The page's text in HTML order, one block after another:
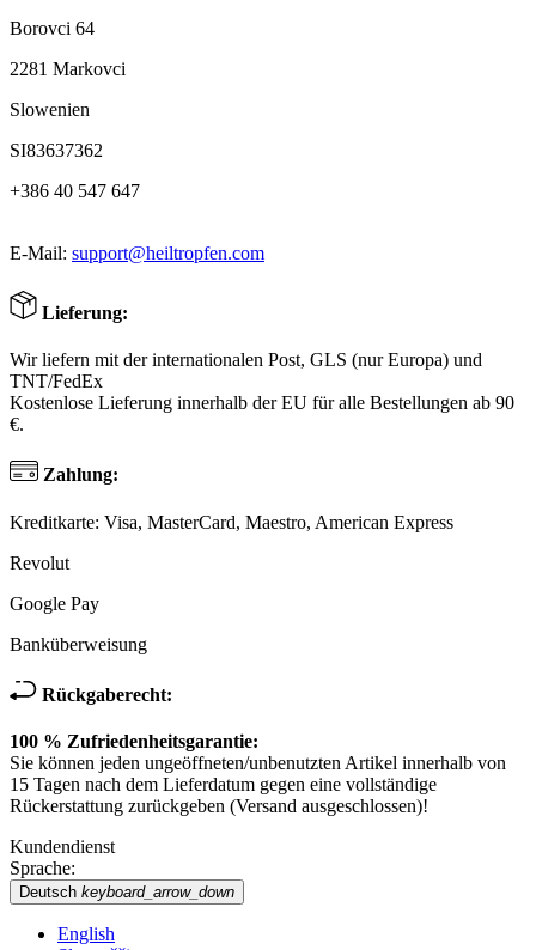
Borovci 64
2281 Markovci
Slowenien
SI83637362
+386 40 547 647
E-Mail: support@heiltropfen.com
Lieferung:
Wir liefern mit der internationalen Post, GLS (nur Europa) und
TNT/FedEx
Kostenlose Lieferung innerhalb der EU für alle Bestellungen ab 90
€.
Zahlung:
Kreditkarte: Visa, MasterCard, Maestro, American Express
Revolut
Google Pay
Banküberweisung
Rückgaberecht:
100 % Zufriedenheitsgarantie:
Sie können jeden ungeöffneten/unbenutzten Artikel innerhalb von
15 Tagen nach dem Lieferdatum gegen eine vollständige
Rückerstattung zurückgeben (Versand ausgeschlossen)!
Kundendienst
Sprache:
Deutsch keyboard_arrow_down
English